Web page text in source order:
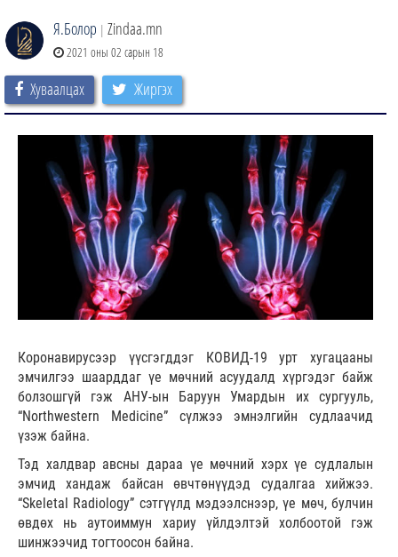
Я.Болор | Zindaa.mn
2021 оны 02 сарын 18
Хуваалцах Жиргэх
Коронавирусээр үүсгэгддэг КОВИД-19 урт хугацааны
эмчилгээ шаарддаг үе мөчний асуудалд хүргэдэг байж
болзошгүй гэж АНУ-ын Баруун Умардын их сургууль,
“Northwestern Medicine” сүлжээ эмнэлгийн судлаачид
үзэж байна.
Тэд халдвар авсны дараа үе мөчний хэрх үе судлалын
эмчид хандаж байсан өвчтөнүүдэд судалгаа хийжээ.
“Skeletal Radiology” сэтгүүлд мэдээлснээр, үе мөч, булчин
өвдөх нь аутоиммун хариу үйлдэлтэй холбоотой гэж
шинжээчид тогтоосон байна.